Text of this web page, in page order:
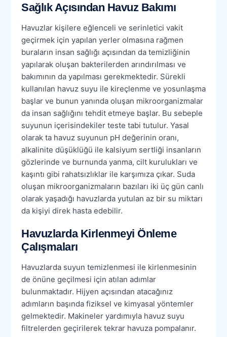
Sağlık Açısından Havuz Bakımı
Havuzlar kişilere eğlenceli ve serinletici vakit
geçirmek için yapılan yerler olmasına rağmen
buraların insan sağlığı açısından da temizliğinin
yapılarak oluşan bakterilerden arındırılması ve
bakımının da yapılması gerekmektedir. Sürekli
kullanılan havuz suyu ile kireçlenme ve yosunlaşma
başlar ve bunun yanında oluşan mikroorganizmalar
da insan sağlığını tehdit etmeye başlar. Bu sebeple
suyunun içerisindekiler teste tabi tutulur. Yasal
olarak ta havuz suyunun pH değerinin oranı,
alkalinite düşüklüğü ile kalsiyum sertliği insanların
gözlerinde ve burnunda yanma, cilt kurulukları ve
kaşıntı gibi rahatsızlıklar ile karşımıza çıkar. Suda
oluşan mikroorganizmaların bazıları iki üç gün canlı
olarak yaşadığı havuzlarda yutulan az bir su miktarı
da kişiyi direk hasta edebilir.
Havuzlarda Kirlenmeyi Önleme
Çalışmaları
Havuzlarda suyun temizlenmesi ile kirlenmesinin
de önüne geçilmesi için atılan adımlar
bulunmaktadır. Hijyen açısından atacağınız
adımların başında fiziksel ve kimyasal yöntemler
gelmektedir. Makineler yardımıyla havuz suyu
filtrelerden geçirilerek tekrar havuza pompalanır.